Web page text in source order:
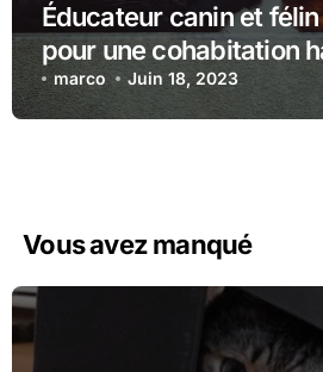
Éducateur canin et félin
pour une cohabitation
marco Juin 18, 2023
Vous avez manqué